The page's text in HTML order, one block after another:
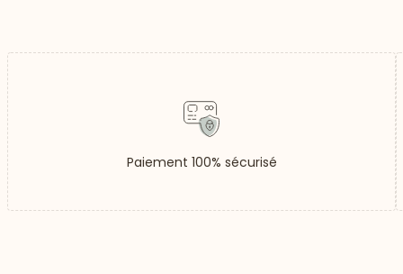
Paiement 100% sécurisé